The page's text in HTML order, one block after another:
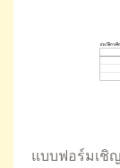
แบบฟอร์มเชิ